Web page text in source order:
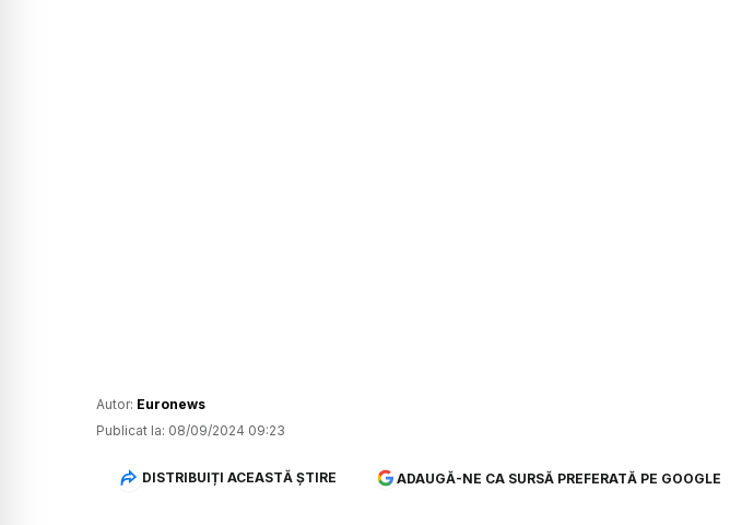
Autor: Euronews
Publicat la: 08/09/2024 09:23
DISTRIBUIȚI ACEASTĂ ȘTIRE ADAUGĂ-NE CA SURSĂ PREFERATĂ PE GOOGLE